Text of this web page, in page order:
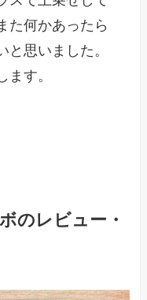
た何かあったら
思いました。
す。
のレビュー・